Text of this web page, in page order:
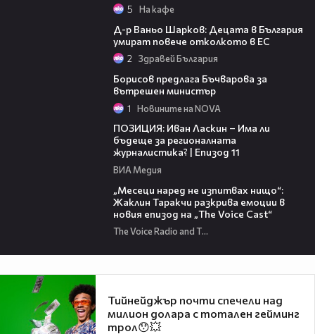
5 На кафе
Д-р Ваньо Шарков: Децата в България
умират повече отколкото в ЕС
2 Здравей България
Борисов предлага Бъчварова за
вътрешен министър
1 Новините на NOVA
ПОЗИЦИЯ: Иван Ласкин – Има ли
бъдеще за регионалната
журналистика? | Епизод 11
ВИА Медия
„Месеци наред не изпитвах нищо“:
Жаклин Таракчи разкрива емоции в
новия епизод на „The Voice Cast“
The Voice Radio and TV Bulgaria
Тийнейджър почти спечели над
милион долара с тотален гейминг
трол😯💥